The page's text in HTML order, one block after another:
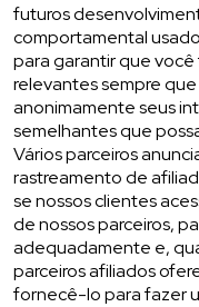
futuros
comportamental
para garantir que
relevantes sempre
anonimamente seus
semelhantes que
Vários parceiros
rastreamento de
se nossos clientes
de nossos parceiros,
adequadamente e,
parceiros afiliados
fornecê-lo para fazer